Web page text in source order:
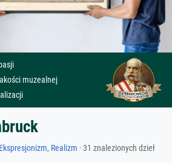
muzealnej
Ekspresjonizm, Realizm · 31 znalezionych dzieł